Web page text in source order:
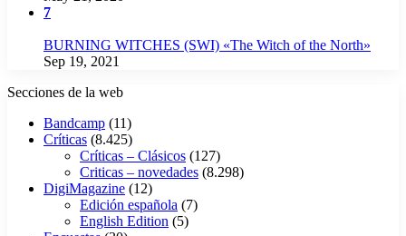
7
BURNING WITCHES (SWI) «The Witch of the North»
Sep 19, 2021
Secciones de la web
Bandcamp (11)
Críticas (8.425)
Críticas – Clásicos (127)
Criticas – novedades (8.298)
DigiMagazine (12)
Edición española (7)
English Edition (5)